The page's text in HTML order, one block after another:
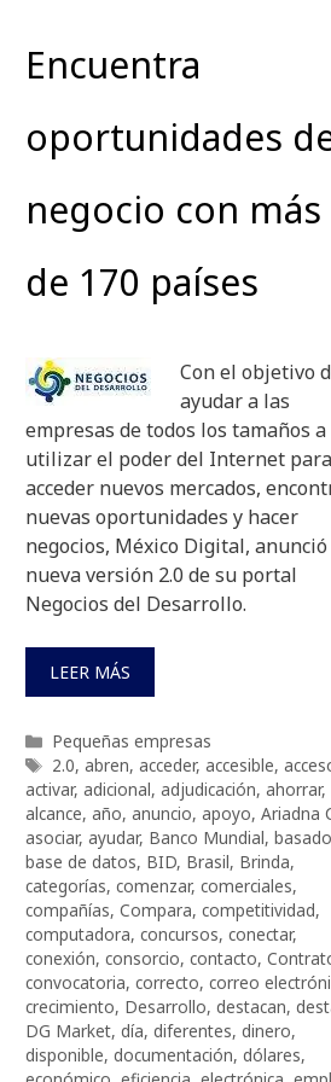
Encuentra
oportunidades
negocio con más
de 170 países
Con el objetivo
ayudar a las
empresas de todos los tamaños a
utilizar el poder del Internet para
acceder nuevos mercados,
nuevas oportunidades y hacer
negocios, México Digital,
nueva versión 2.0 de su portal
Negocios del Desarrollo.
LEER MÁS
Categorías
Pequeñas empresas
Etiquetas
2.0, abren, acceder, accesible,
activar, adicional, adjudicación, ahorrar,
alcance, año, anuncio, apoyo, Ariadna
asociar, ayudar, Banco Mundial, basado
base de datos, BID, Brasil, Brinda,
categorías, comenzar, comerciales,
compañías, Compara, competitividad,
computadora, concursos, conectar,
conexión, consorcio, contacto,
convocatoria, correcto, correo
crecimiento, Desarrollo, destacan,
DG Market, día, diferentes, dinero,
disponible, documentación, dólares,